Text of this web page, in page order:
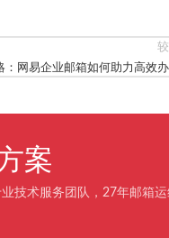
：网易企业邮箱如何助力高效
案
技术服务团队，27年邮箱